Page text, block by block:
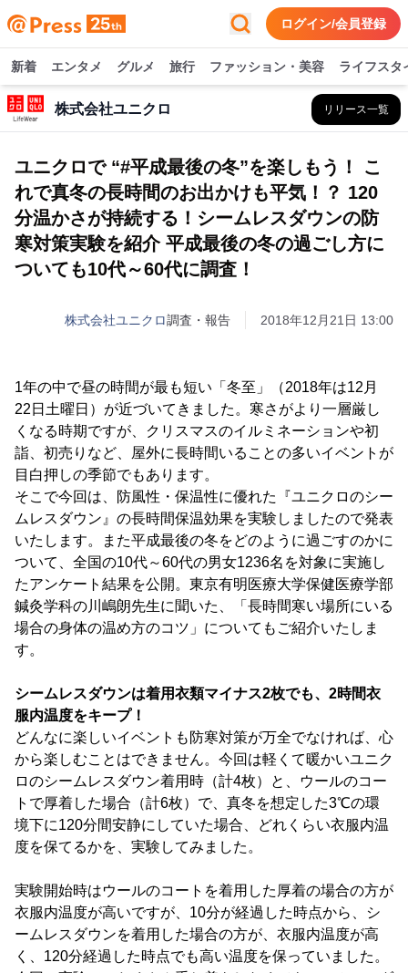
ログイン/会員登録
新着 エンタメ グルメ 旅行 ファッション・美容 ライフスタ
株式会社ユニクロ リリース一覧
ユニクロで “#平成最後の冬”を楽しもう！ こ
れで真冬の長時間のお出かけも平気！？ 120
分温かさが持続する！シームレスダウンの防
寒対策実験を紹介 平成最後の冬の過ごし方に
ついても10代～60代に調査！
株式会社ユニクロ調査・報告 2018年12月21日 13:00
1年の中で昼の時間が最も短い「冬至」（2018年は12月
22日土曜日）が近づいてきました。寒さがより一層厳し
くなる時期ですが、クリスマスのイルミネーションや初
詣、初売りなど、屋外に長時間いることの多いイベントが
目白押しの季節でもあります。
そこで今回は、防風性・保温性に優れた『ユニクロのシー
ムレスダウン』の長時間保温効果を実験しましたので発表
いたします。また平成最後の冬をどのように過ごすのかに
ついて、全国の10代～60代の男女1236名を対象に実施し
たアンケート結果を公開。東京有明医療大学保健医療学部
鍼灸学科の川嶋朗先生に聞いた、「長時間寒い場所にいる
場合の身体の温め方のコツ」についてもご紹介いたしま
す。
シームレスダウンは着用衣類マイナス2枚でも、2時間衣
服内温度をキープ！
どんなに楽しいイベントも防寒対策が万全でなければ、心
から楽しむことはできません。今回は軽くて暖かいユニク
ロのシームレスダウン着用時（計4枚）と、ウールのコー
トで厚着した場合（計6枚）で、真冬を想定した3℃の環
境下に120分間安静にしていた場合、どれくらい衣服内温
度を保てるかを、実験してみました。
実験開始時はウールのコートを着用した厚着の場合の方が
衣服内温度が高いですが、10分が経過した時点から、シ
ームレスダウンを着用した場合の方が、衣服内温度が高
く、120分経過した時点でも高い温度を保っていました。